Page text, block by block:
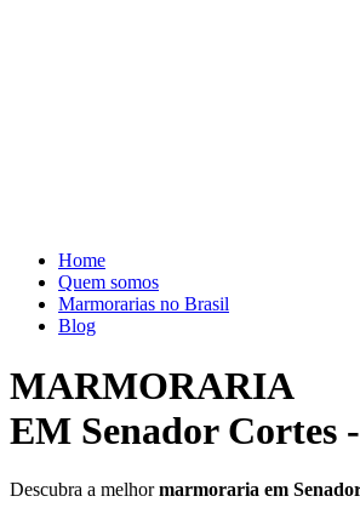
Home
Quem somos
Marmorarias no Brasil
Blog
MARMORARIA
EM Senador Cortes
Descubra a melhormarmoraria em